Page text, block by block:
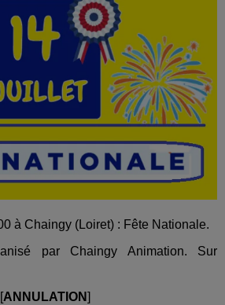
à Chaingy (Loiret) : Fête Nationale.
par Chaingy Animation. Sur
ANNULATION